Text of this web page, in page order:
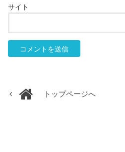
サイト
トップページへ